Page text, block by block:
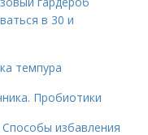
в 30 и
темпура
Пробиотики
избавления